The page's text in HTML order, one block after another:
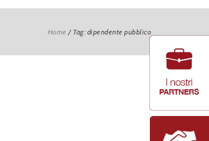
Home / Tag: dipendente pubblico